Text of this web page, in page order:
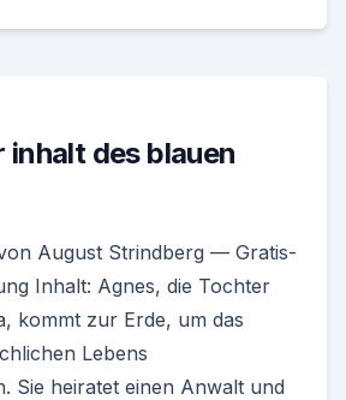
inhalt des blauen
August Strindberg — Gratis-
Inhalt: Agnes, die Tochter
kommt zur Erde, um das
Lebens
Sie heiratet einen Anwalt und